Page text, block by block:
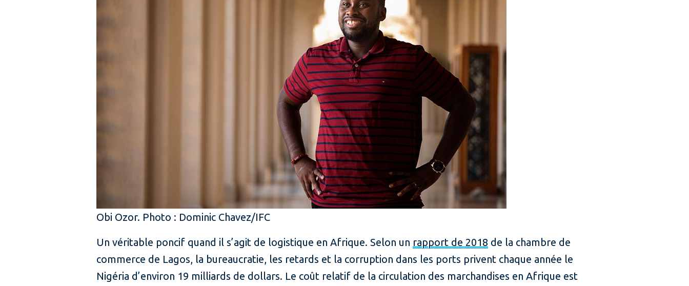
Obi Ozor. Photo : Dominic Chavez/IFC
Un véritable poncif quand il s’agit de logistique en Afrique. Selon un rapport de 2018 de la chambre de
commerce de Lagos, la bureaucratie, les retards et la corruption dans les ports privent chaque année le
Nigéria d’environ 19 milliards de dollars. Le coût relatif de la circulation des marchandises en Afrique est